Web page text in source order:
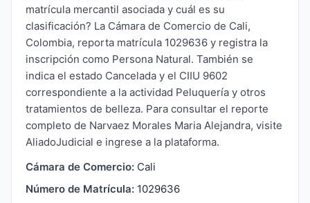
matrícula mercantil asociada y cuál es su
clasificación? La Cámara de Comercio de Cali,
Colombia, reporta matrícula 1029636 y registra la
inscripción como Persona Natural. También se
indica el estado Cancelada y el CIIU 9602
correspondiente a la actividad Peluquería y otros
tratamientos de belleza. Para consultar el reporte
completo de Narvaez Morales Maria Alejandra, visite
AliadoJudicial e ingrese a la plataforma.
Cámara de Comercio: Cali
Número de Matrícula: 1029636